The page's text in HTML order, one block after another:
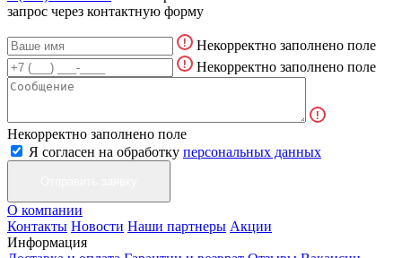
запрос через контактную форму
Некорректно заполнено поле
Некорректно заполнено поле
Некорректно заполнено поле
Я согласен на обработку персональных данных
О компании
Контакты Новости Наши партнеры Акции
Информация